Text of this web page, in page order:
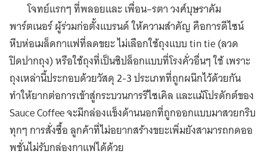
โจทย์แรกๆ ที่พลอยและ เพื่อน–รตา วงศ์บุษราคัม
พาร์ตเนอร์ ผู้ร่วมก่อตั้งแบรนด์ ให้ความสำคัญ คือการดีไซน์
หีบห่อเมล็ดกาแฟที่ลดขยะ ไม่เลือกใช้ถุงแบบ tin tie (ลวด
ปิดปากถุง) หรือใช้ถุงที่เป็นซิปล็อกแบบที่โรงคั่วอื่นๆ ใช้ เพราะ
ถุงเหล่านี้ประกอบด้วยวัสดุ 2-3 ประเภทที่ถูกผนึกไว้ด้วยกัน
ทำให้ยากต่อการเข้าสู่กระบวนการรีไซเคิล และแม้โปรดักต์ของ
Sauce Coffee จะมีกล่องแข็งด้านนอกที่ถูกออกแบบมาสวยกริบ
ทุกๆ การสั่งซื้อ ลูกค้าที่ไม่อยากสร้างขยะเพิ่มยังสามารถกดออ
พชั่นไม่รับกล่องกาแฟได้ด้วย